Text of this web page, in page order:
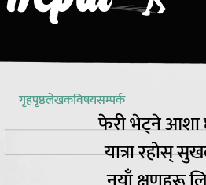
गृहपृष्ठलेखकविषयसम्पर्क
फेरी भेट्ने आशा
यात्रा रहोस्